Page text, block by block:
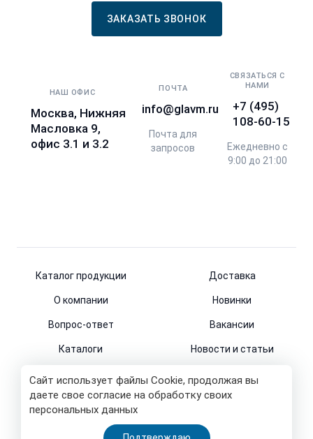
Сайт использует файлы Cookie, продолжая вы
даете свое согласие на обработку своих
персональных данных
ЗАКАЗАТЬ ЗВОНОК
НАШ ОФИС
Москва, Нижняя
Масловка 9,
офис 3.1 и 3.2
ПОЧТА
info@glavm.ru
Почта для
запросов
СВЯЗАТЬСЯ С
НАМИ
+7 (495)
108-60-15
Ежедневно с
9:00 до 21:00
Каталог продукции Доставка
О компании Новинки
Вопрос-ответ Вакансии
Каталоги Новости и статьи
© 2011-2026